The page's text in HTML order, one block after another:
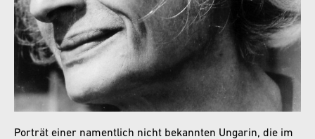
Porträt einer namentlich nicht bekannten Ungarin, die im